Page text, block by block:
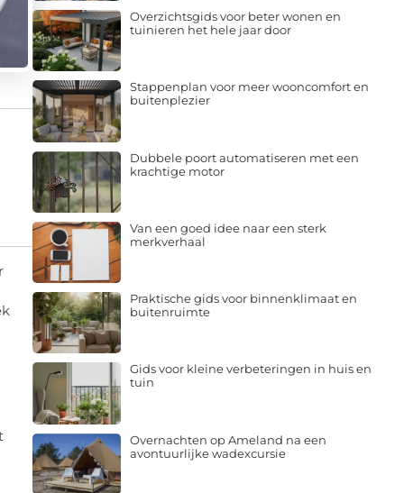
Overzichtsgids voor beter wonen en
tuinieren het hele jaar door
Stappenplan voor meer wooncomfort en
buitenplezier
Dubbele poort automatiseren met een
krachtige motor
Van een goed idee naar een sterk
merkverhaal
Praktische gids voor binnenklimaat en
buitenruimte
Gids voor kleine verbeteringen in huis en
tuin
Overnachten op Ameland na een
avontuurlijke wadexcursie